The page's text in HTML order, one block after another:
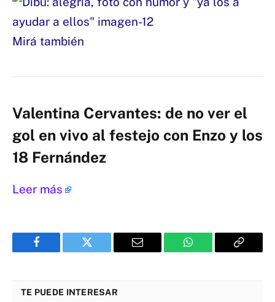
Mirá también
Valentina Cervantes: de no ver el
gol en vivo al festejo con Enzo y los
18 Fernández
Leer más
Facebook Twitter Email WhatsApp Copy
TE PUEDE INTERESAR